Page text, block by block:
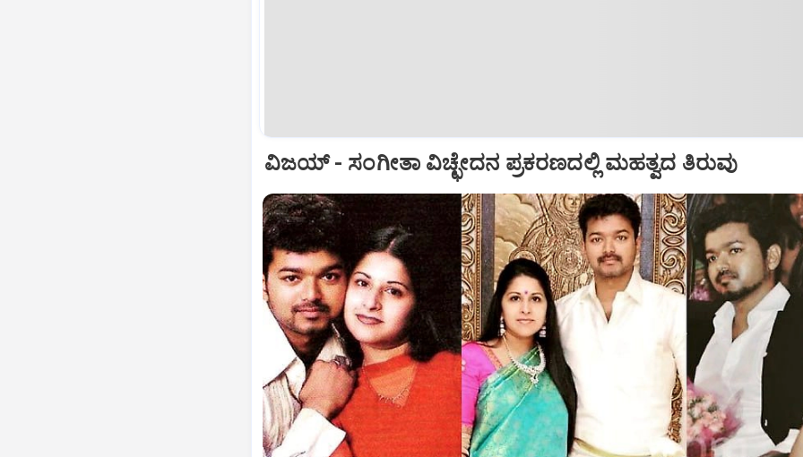
ವಿಜಯ್‌ - ಸಂಗೀತಾ ವಿಚ್ಛೇದನ ಪ್ರಕರಣದಲ್ಲಿ ಮಹತ್ವದ ತಿರುವು